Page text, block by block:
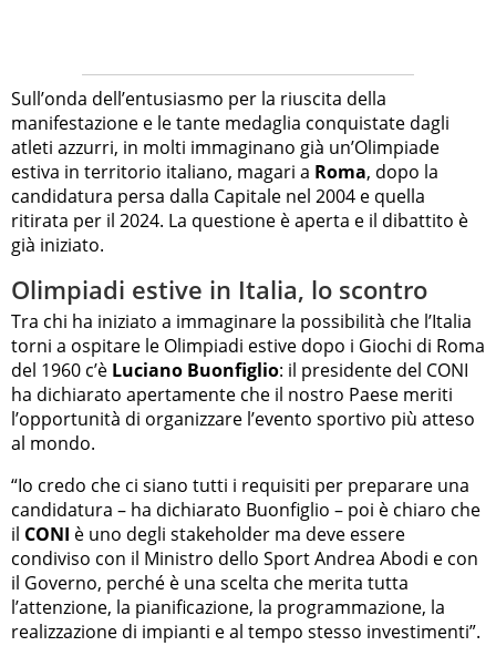
Sull’onda dell’entusiasmo per la riuscita della
manifestazione e le tante medaglia conquistate dagli
atleti azzurri, in molti immaginano già un’Olimpiade
estiva in territorio italiano, magari a Roma, dopo la
candidatura persa dalla Capitale nel 2004 e quella
ritirata per il 2024. La questione è aperta e il dibattito è
già iniziato.
Olimpiadi estive in Italia, lo scontro
Tra chi ha iniziato a immaginare la possibilità che l’Italia
torni a ospitare le Olimpiadi estive dopo i Giochi di Roma
del 1960 c’è Luciano Buonfiglio: il presidente del CONI
ha dichiarato apertamente che il nostro Paese meriti
l’opportunità di organizzare l’evento sportivo più atteso
al mondo.
“Io credo che ci siano tutti i requisiti per preparare una
candidatura – ha dichiarato Buonfiglio – poi è chiaro che
il CONI è uno degli stakeholder ma deve essere
condiviso con il Ministro dello Sport Andrea Abodi e con
il Governo, perché è una scelta che merita tutta
l’attenzione, la pianificazione, la programmazione, la
realizzazione di impianti e al tempo stesso investimenti”.